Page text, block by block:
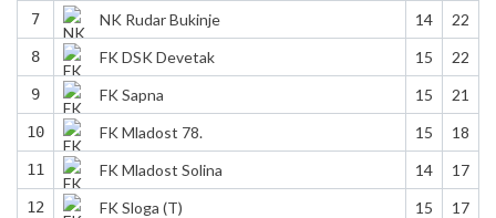
7 NK Rudar Bukinje 14 22
8 FK DSK Devetak 15 22
9 FK Sapna 15 21
10 FK Mladost 78. 15 18
11 FK Mladost Solina 14 17
12 FK Sloga (T) 15 17